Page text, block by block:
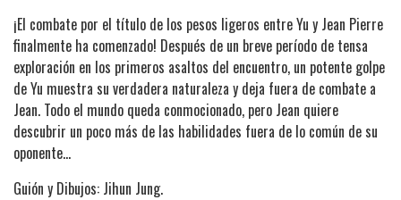
¡El combate por el título de los pesos ligeros entre Yu y Jean Pierre
finalmente ha comenzado! Después de un breve período de tensa
exploración en los primeros asaltos del encuentro, un potente golpe
de Yu muestra su verdadera naturaleza y deja fuera de combate a
Jean. Todo el mundo queda conmocionado, pero Jean quiere
descubrir un poco más de las habilidades fuera de lo común de su
oponente…
Guión y Dibujos: Jihun Jung.